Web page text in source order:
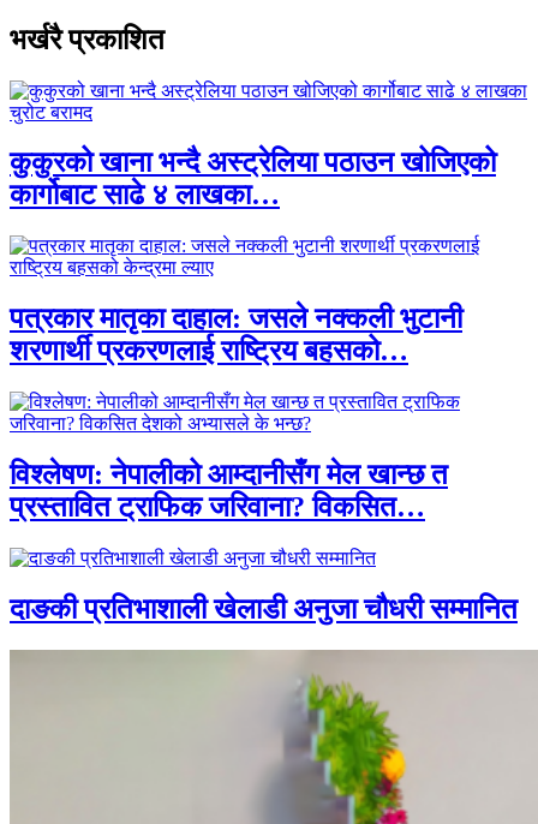
भर्खरै प्रकाशित
कुकुरको खाना भन्दै अस्ट्रेलिया पठाउन खोजिएको
कार्गोबाट साढे ४ लाखका…
पत्रकार मातृका दाहाल: जसले नक्कली भुटानी
शरणार्थी प्रकरणलाई राष्ट्रिय बहसको…
विश्लेषण: नेपालीको आम्दानीसँग मेल खान्छ त
प्रस्तावित ट्राफिक जरिवाना? विकसित…
दाङकी प्रतिभाशाली खेलाडी अनुजा चौधरी सम्मानित